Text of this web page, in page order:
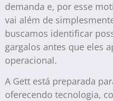
demanda e, por esse
vai além de
buscamos identificar
gargalos antes que eles
operacional.
A Gett está preparada
oferecendo tecnologia,